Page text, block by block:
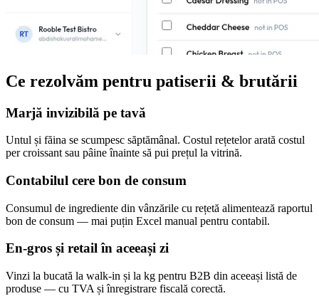
Ce rezolvăm pentru patiserii & brutării
Marjă invizibilă pe tavă
Untul și făina se scumpesc săptămânal. Costul rețetelor arată costul
per croissant sau pâine înainte să pui prețul la vitrină.
Contabilul cere bon de consum
Consumul de ingrediente din vânzările cu rețetă alimentează raportul
bon de consum — mai puțin Excel manual pentru contabil.
En-gros și retail în aceeași zi
Vinzi la bucată la walk-in și la kg pentru B2B din aceeași listă de
produse — cu TVA și înregistrare fiscală corectă.